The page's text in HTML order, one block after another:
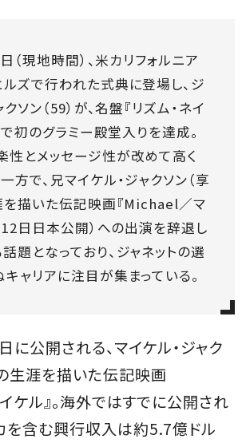
up
」。 便利な機能と特典を無料で楽し
グイン・新規会員登録
（現地時間）、米カリフォルニア
ズで行われた式典に登場し、ジ
クソン（59）が、名盤『リズム・ネイ
初のグラミー殿堂入りを達成。
性とメッセージ性が改めて高く
方で、兄マイケル・ジャクソン（享
を描いた伝記映画『Michael／マ
12日日本公開）への出演を辞退し
題となっており、ジャネットの選
ャリアに注目が集まっている。
公開される、マイケル・ジャク
生涯を描いた伝記映画
ケル』。海外ではすでに公開され
を含む興行収入は約5.7億ドル